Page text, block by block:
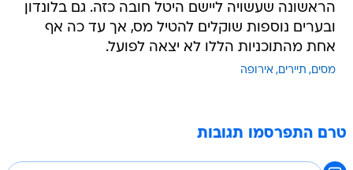
הראשונה שעשויה ליישם היטל חובה כזה. גם בלונדון
ובערים נוספות שוקלים להטיל מס, אך עד כה אף
אחת מהתוכניות הללו לא יצאה לפועל.
מסים תיירים אירופה
טרם התפרסמו תגובות